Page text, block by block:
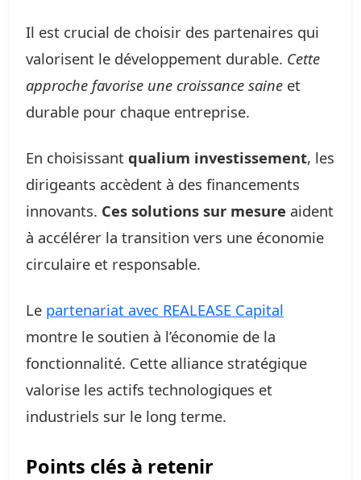
Il est crucial de choisir des partenaires qui
valorisent le développement durable. Cette
approche favorise une croissance saine et
durable pour chaque entreprise.
En choisissant qualium investissement, les
dirigeants accèdent à des financements
innovants. Ces solutions sur mesure aident
à accélérer la transition vers une économie
circulaire et responsable.
Le partenariat avec REALEASE Capital
montre le soutien à l’économie de la
fonctionnalité. Cette alliance stratégique
valorise les actifs technologiques et
industriels sur le long terme.
Points clés à retenir